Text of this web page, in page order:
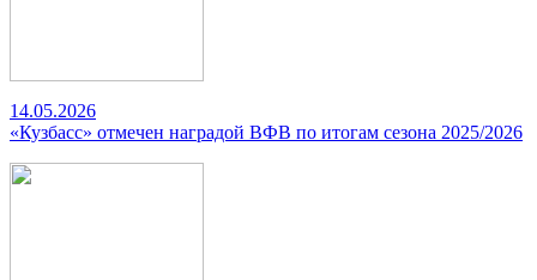
14.05.2026
«Кузбасс» отмечен наградой ВФВ по итогам сезона 2025/2026